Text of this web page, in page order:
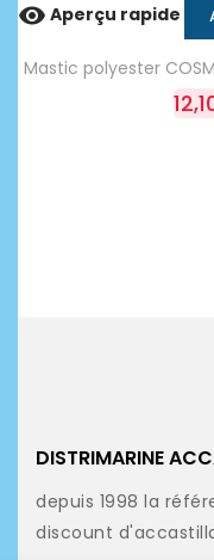
 Aperçu rapide
Mastic polyester
DISTRIMARINE
depuis 1998 la
discount